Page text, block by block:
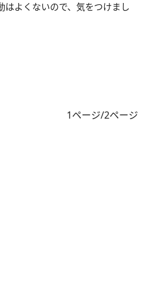
はよくないので、気をつけまし
1ページ/2ページ